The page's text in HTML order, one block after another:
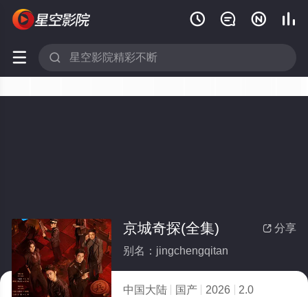
   
 
 分享
京城奇探(全集)
别名：jingchengqitan
中国大陆 国产 2026
2.0